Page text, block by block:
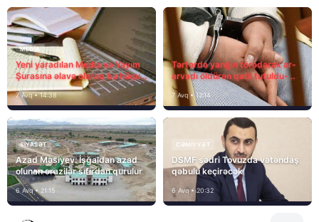
MEDİA
Yeni yaradılan Media və Yayım
Şurasına əlavə olaraq bu hüquq
və vəzifələr də verilib
7 Avq • 14:38
Tərtərdə yanğın törədərək ər-
arvadı öldürən qatil tutuldu-
SON DƏQİQƏ
7 Avq • 12:14
SIYASƏT
Azad Məsiyev: İşğaldan azad
olunan ərazilər sıfırdan qurulur
6 Avq • 21:15
CƏMIYYƏT
DSMF sədri Tovuzda vətəndaş
qəbulu keçirəcək
6 Avq • 20:32